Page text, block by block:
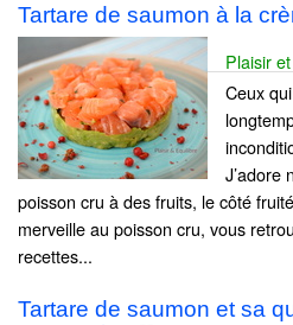
Tartare de saumon à la
Plaisir
Ceux
J’adore
poisson cru à des fruits, le côté
merveille au poisson cru, vous
recettes...
Tartare de saumon et sa